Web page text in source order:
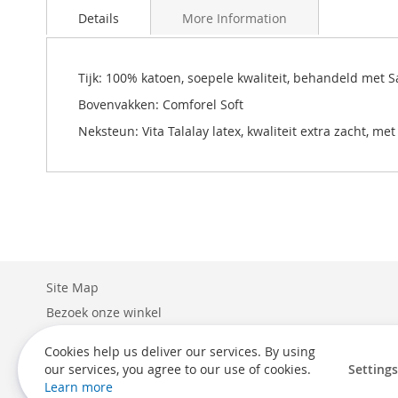
beginning
gallery
Details
Tijk: 100% katoen, soepele kwaliteit, behandeld met
Bovenvakken: Comforel Soft
Neksteun: Vita Talalay latex, kwaliteit extra zacht,
More Information
Site Map
Bezoek onze winkel
Retouren
Algemene voorwaarden
Cookies help us deliver our services. By using
our services, you agree to our use of cookies.
Learn more
Settings